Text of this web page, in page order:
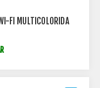
FI MULTICOLORIDA